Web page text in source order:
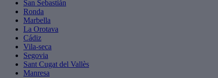
San Sebastián
Ronda
Marbella
La Orotava
Cádiz
Vila-seca
Segovia
Sant Cugat del Vallès
Manresa